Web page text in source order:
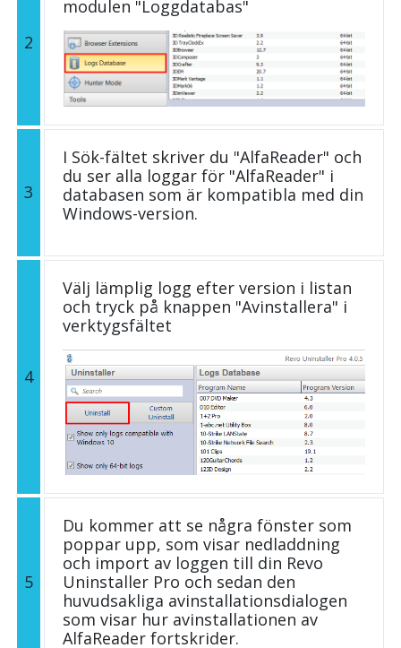
2
modulen "Loggdatabas"
3
I Sök-fältet skriver du "AlfaReader" och
du ser alla loggar för "AlfaReader" i
databasen som är kompatibla med din
Windows-version.
4
Välj lämplig logg efter version i listan
och tryck på knappen "Avinstallera" i
verktygsfältet
5
Du kommer att se några fönster som
poppar upp, som visar nedladdning
och import av loggen till din Revo
Uninstaller Pro och sedan den
huvudsakliga avinstallationsdialogen
som visar hur avinstallationen av
AlfaReader fortskrider.